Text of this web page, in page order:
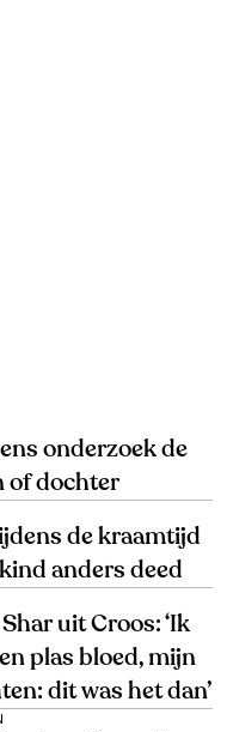
onderzoek de
of dochter
de kraamtijd
anders deed
uit Croos: ‘Ik
plas bloed, mijn
dit was het dan’